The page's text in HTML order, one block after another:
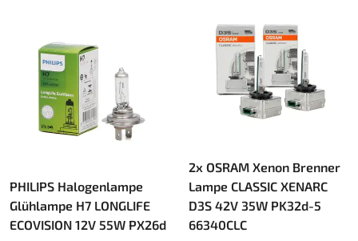
PHILIPS Halogenlampe
Glühlampe H7 LONGLIFE
ECOVISION 12V 55W PX26d
2x OSRAM Xenon Brenner
Lampe CLASSIC XENARC
D3S 42V 35W PK32d-5
66340CLC